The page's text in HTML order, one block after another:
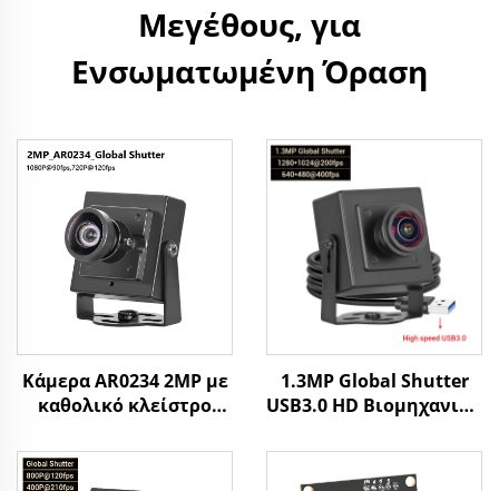
Μεγέθους, για
Ενσωματωμένη Όραση
Κάμερα AR0234 2MP με
καθολικό κλείστρο
UVC, για αναγνώριση
προσώπου σε Android,
1.3MP Global Shutter
USB3.0 HD Βιομηχανική
Υψηλής Ταχύτητας
Λήψη Κινήσεων Χωρίς